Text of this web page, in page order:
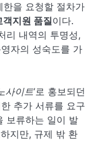
을 요청할 절차가
객지원 품질이다.
리 내역의 투명성,
자의 성숙도를 가
사이트’로 홍보되던
추가 서류를 요구
보류하는 일이 발
지만, 규제 밖 환